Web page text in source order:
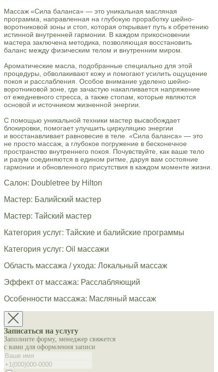
Массаж «Сила баланса» — это уникальная масляная
программа, направленная на глубокую проработку шейно-
воротниковой зоны и стоп, которая открывает путь к обретению
истинной внутренней гармонии. В каждом прикосновении
мастера заключена методика, позволяющая восстановить
баланс между физическим телом и внутренним миром.
Ароматические масла, подобранные специально для этой
процедуры, обволакивают кожу и помогают усилить ощущение
покоя и расслабления. Особое внимание уделено шейно-
воротниковой зоне, где зачастую накапливается напряжение
от ежедневного стресса, а также стопам, которые являются
основой и источником жизненной энергии.
С помощью уникальной техники мастер высвобождает
блокировки, помогает улучшить циркуляцию энергии
и восстанавливает равновесие в теле. «Сила баланса» — это
не просто массаж, а глубокое погружение в бесконечное
пространство внутреннего покоя. Почувствуйте, как ваше тело
и разум соединяются в едином ритме, даруя вам состояние
гармонии и обновленного присутствия в каждом моменте жизни.
Салон: Doubletree by Hilton
Мастер: Балийский мастер
Мастер: Тайский мастер
Категория услуг: Тайские и балийские программы
Категория услуг: Oil массажи
Область массажа / ухода: Локальный массаж
Эффект от массажа: Расслабляющий
Особенности массажа: Масляный массаж
Записаться на услугу
Заполните форму, менеджер свяжется
с вами для оформления записи